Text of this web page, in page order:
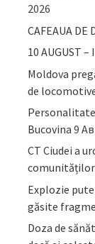
2026
CAFEAUA DE
10 AUGUST –
Moldova
de
Bucovina 9
CT Ciudei a
Explozie
găsite
Doza de